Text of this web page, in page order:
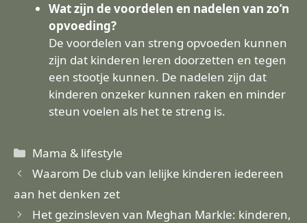
Wat zijn de voordelen en nadelen van zo’n
opvoeding?
De voordelen van streng opvoeden kunnen
zijn dat kinderen leren doorzetten en tegen
een stootje kunnen. De nadelen zijn dat
kinderen onzeker kunnen raken en minder
steun voelen als het te streng is.
Categorieën
Mama & lifestyle
Waarom De club van lelijke kinderen iedereen
aan het denken zet
Het gezinsleven van Meghan Markle: kinderen,